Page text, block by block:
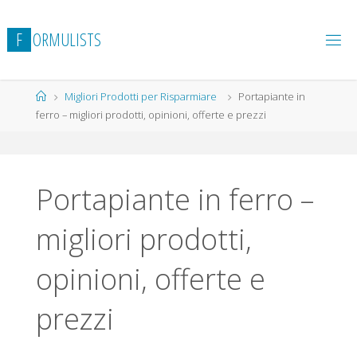
al
contenuto
F ORMULISTS
HomeMigliori Prodotti per Risparmiare
Portapiante in
ferro – migliori prodotti, opinioni, offerte e prezzi
Portapiante in ferro –
migliori prodotti,
opinioni, offerte e
prezzi